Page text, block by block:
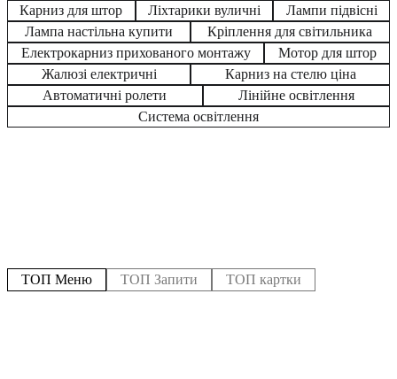
Карниз для штор Ліхтарики вуличні
Лампи підвісні
Лампа настільна купити
Кріплення для світильника
Електрокарниз прихованого монтажу
Мотор для штор
Жалюзі електричні
Карниз на стелю ціна
Автоматичні ролети
Лінійне освітлення
Система освітлення
ТОП Меню ТОП Запити ТОП картки